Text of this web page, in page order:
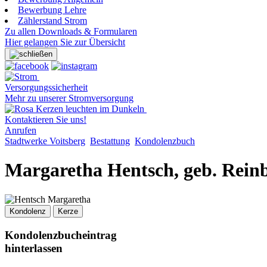
Bewerbung Lehre
Zählerstand Strom
Zu allen Downloads & Formularen
Hier gelangen Sie zur Übersicht
Versorgungssicherheit
Mehr zu unserer Stromversorgung
Kontaktieren Sie uns!
Anrufen
Stadtwerke Voitsberg Bestattung Kondolenzbuch
Margaretha Hentsch, geb.
Kondolenz Kerze
Kondolenzbucheintrag
hinterlassen